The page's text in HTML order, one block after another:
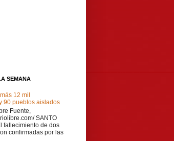
SEMANA
12 mil
90 pueblos aislados
Fuente,
SANTO
fallecimiento de dos
confirmadas por las